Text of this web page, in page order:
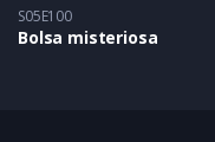
S05E100
Bolsa misteriosa